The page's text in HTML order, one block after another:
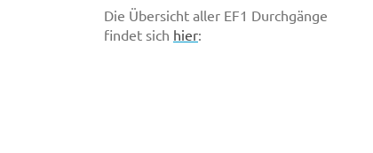
Die Übersicht aller EF1 Durchgänge
findet sich hier: